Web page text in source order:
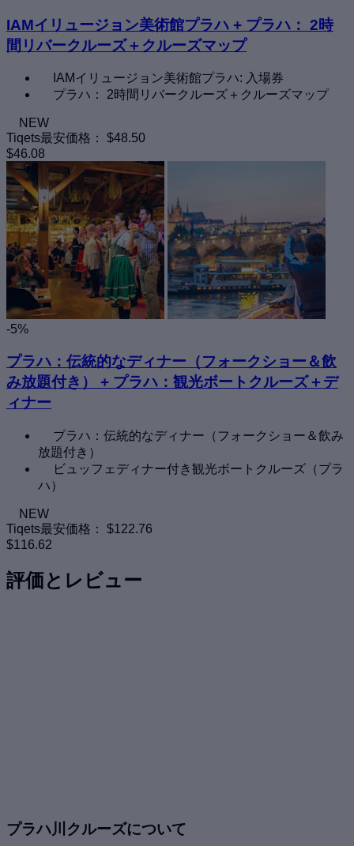
IAMイリュージョン美術館プラハ + プラハ： 2時
間リバークルーズ＋クルーズマップ
IAMイリュージョン美術館プラハ: 入場券
プラハ： 2時間リバークルーズ＋クルーズマップ
NEW
Tiqets最安価格：
$48.50
$46.08
-5%
プラハ：伝統的なディナー（フォークショー＆飲
み放題付き） + プラハ：観光ボートクルーズ＋デ
ィナー
プラハ：伝統的なディナー（フォークショー＆飲み
放題付き）
ビュッフェディナー付き観光ボートクルーズ（プラ
ハ）
NEW
Tiqets最安価格：
$122.76
$116.62
評価とレビュー
プラハ川クルーズについて